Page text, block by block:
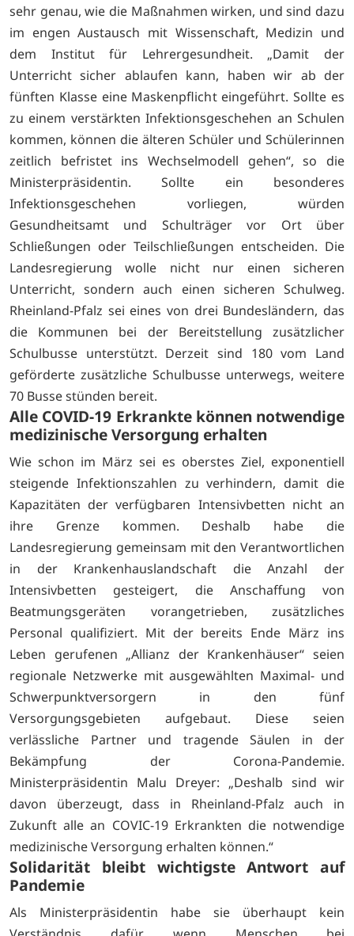
sehr genau, wie die Maßnahmen wirken, und sind dazu
im engen Austausch mit Wissenschaft, Medizin und
dem Institut für Lehrergesundheit. „Damit der
Unterricht sicher ablaufen kann, haben wir ab der
fünften Klasse eine Maskenpflicht eingeführt. Sollte es
zu einem verstärkten Infektionsgeschehen an Schulen
kommen, können die älteren Schüler und Schülerinnen
zeitlich befristet ins Wechselmodell gehen“, so die
Ministerpräsidentin. Sollte ein besonderes
Infektionsgeschehen vorliegen, würden
Gesundheitsamt und Schulträger vor Ort über
Schließungen oder Teilschließungen entscheiden. Die
Landesregierung wolle nicht nur einen sicheren
Unterricht, sondern auch einen sicheren Schulweg.
Rheinland-Pfalz sei eines von drei Bundesländern, das
die Kommunen bei der Bereitstellung zusätzlicher
Schulbusse unterstützt. Derzeit sind 180 vom Land
geförderte zusätzliche Schulbusse unterwegs, weitere
70 Busse stünden bereit.
Alle COVID-19 Erkrankte können notwendige
medizinische Versorgung erhalten
Wie schon im März sei es oberstes Ziel, exponentiell
steigende Infektionszahlen zu verhindern, damit die
Kapazitäten der verfügbaren Intensivbetten nicht an
ihre Grenze kommen. Deshalb habe die
Landesregierung gemeinsam mit den Verantwortlichen
in der Krankenhauslandschaft die Anzahl der
Intensivbetten gesteigert, die Anschaffung von
Beatmungsgeräten vorangetrieben, zusätzliches
Personal qualifiziert. Mit der bereits Ende März ins
Leben gerufenen „Allianz der Krankenhäuser“ seien
regionale Netzwerke mit ausgewählten Maximal- und
Schwerpunktversorgern in den fünf
Versorgungsgebieten aufgebaut. Diese seien
verlässliche Partner und tragende Säulen in der
Bekämpfung der Corona-Pandemie.
Ministerpräsidentin Malu Dreyer: „Deshalb sind wir
davon überzeugt, dass in Rheinland-Pfalz auch in
Zukunft alle an COVIC-19 Erkrankten die notwendige
medizinische Versorgung erhalten können.“
Solidarität bleibt wichtigste Antwort auf
Pandemie
Als Ministerpräsidentin habe sie überhaupt kein